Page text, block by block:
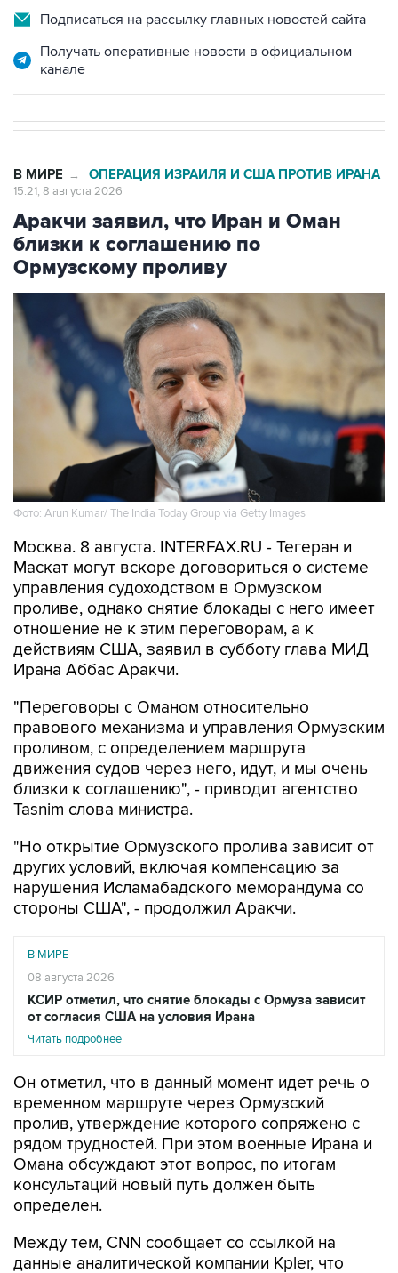
Подписаться на рассылку главных новостей сайта
Получать оперативные новости в официальном
канале
В МИРЕ → ОПЕРАЦИЯ ИЗРАИЛЯ И США ПРОТИВ ИРАНА
15:21, 8 августа 2026
Аракчи заявил, что Иран и Оман
близки к соглашению по
Ормузскому проливу
Фото: Arun Kumar/ The India Today Group via Getty Images
Москва. 8 августа. INTERFAX.RU - Тегеран и
Маскат могут вскоре договориться о системе
управления судоходством в Ормузском
проливе, однако снятие блокады с него имеет
отношение не к этим переговорам, а к
действиям США, заявил в субботу глава МИД
Ирана Аббас Аракчи.
"Переговоры с Оманом относительно
правового механизма и управления Ормузским
проливом, с определением маршрута
движения судов через него, идут, и мы очень
близки к соглашению", - приводит агентство
Tasnim слова министра.
"Но открытие Ормузского пролива зависит от
других условий, включая компенсацию за
нарушения Исламабадского меморандума со
стороны США", - продолжил Аракчи.
В МИРЕ
08 августа 2026
КСИР отметил, что снятие блокады с Ормуза зависит
от согласия США на условия Ирана
Читать подробнее
Он отметил, что в данный момент идет речь о
временном маршруте через Ормузский
пролив, утверждение которого сопряжено с
рядом трудностей. При этом военные Ирана и
Омана обсуждают этот вопрос, по итогам
консультаций новый путь должен быть
определен.
Между тем, CNN сообщает со ссылкой на
данные аналитической компании Kpler, что